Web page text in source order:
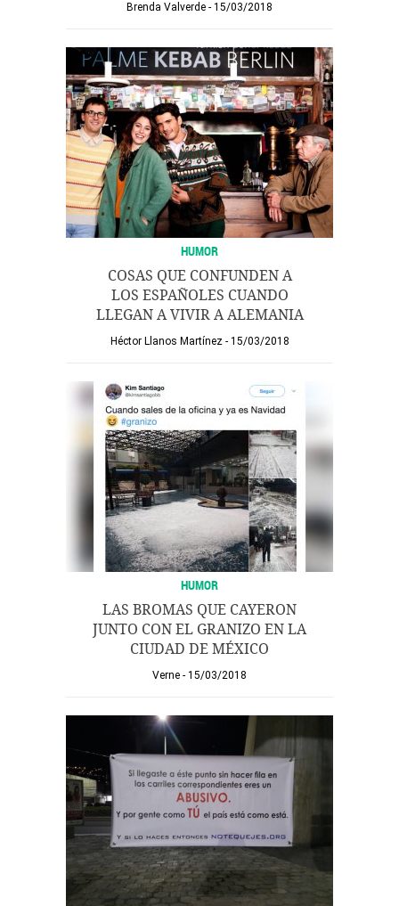
Brenda Valverde 15/03/2018
HUMOR
COSAS QUE CONFUNDEN A
LOS ESPAÑOLES CUANDO
LLEGAN A VIVIR A ALEMANIA
Héctor Llanos Martínez 15/03/2018
HUMOR
LAS BROMAS QUE CAYERON
JUNTO CON EL GRANIZO EN LA
CIUDAD DE MÉXICO
Verne 15/03/2018